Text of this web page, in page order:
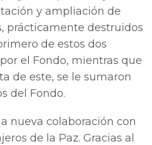
y ampliación de
prácticamente destruidos
de estos dos
el Fondo, mientras que
de este, se le sumaron
del Fondo.
nueva colaboración con
de la Paz. Gracias al